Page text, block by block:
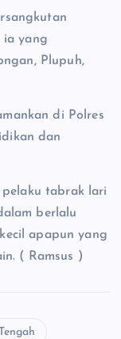
ia yang
Plupuh,
di Polres
dan
tabrak lari
berlalu
apapun yang
( Ramsus )